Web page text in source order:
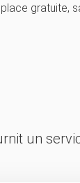
gratuite,
un